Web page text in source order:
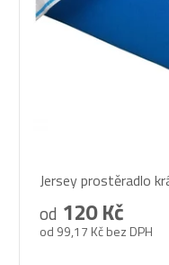
hodnocení
produktu
je
Jersey prostěradlo
od 99,17 Kč bez DPH
od 120 Kč